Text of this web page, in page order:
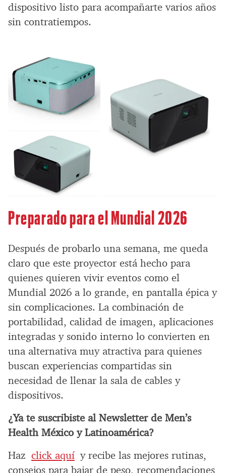
dispositivo listo para acompañarte varios años
sin contratiempos.
Preparado para el Mundial 2026
Después de probarlo una semana, me queda
claro que este proyector está hecho para
quienes quieren vivir eventos como el
Mundial 2026 a lo grande, en pantalla épica y
sin complicaciones. La combinación de
portabilidad, calidad de imagen, aplicaciones
integradas y sonido interno lo convierten en
una alternativa muy atractiva para quienes
buscan experiencias compartidas sin
necesidad de llenar la sala de cables y
dispositivos.
¿Ya te suscribiste al Newsletter de Men’s
Health México y Latinoamérica?
Haz click aquí y recibe las mejores rutinas,
consejos para bajar de peso, recomendaciones